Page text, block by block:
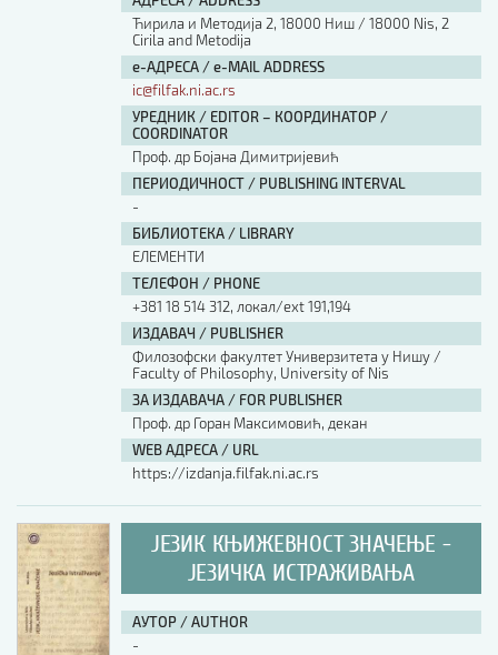
Ћирила и Методија 2, 18000 Ниш / 18000 Nis, 2
Cirila and Metodija
е-АДРЕСА / e-MAIL ADDRESS
ic@filfak.ni.ac.rs
УРЕДНИК / EDITOR – КООРДИНАТОР /
COORDINATOR
Проф. др Бојана Димитријевић
ПЕРИОДИЧНОСТ / PUBLISHING INTERVAL
-
БИБЛИОТЕКА / LIBRARY
ЕЛЕМЕНТИ
ТЕЛЕФОН / PHONE
+381 18 514 312, локал/ext 191,194
ИЗДАВАЧ / PUBLISHER
Филозофски факултет Универзитета у Нишу /
Faculty of Philosophy, University of Nis
ЗА ИЗДАВАЧА / FOR PUBLISHER
Проф. др Горан Максимовић, декан
WEB АДРЕСА / URL
https://izdanja.filfak.ni.ac.rs
ЈЕЗИК КЊИЖЕВНОСТ ЗНАЧЕЊЕ -
ЈЕЗИЧКА ИСТРАЖИВАЊА
АУТОР / AUTHOR
-